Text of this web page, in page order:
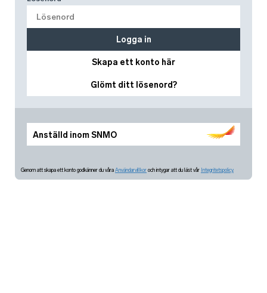
Anställd inom SNMO
Skapa ett konto här
Glömt ditt lösenord?
Logga in
Genom att skapa ett konto godkänner du våra Användarvillkor och intygar att du läst vår Integritetspolicy.